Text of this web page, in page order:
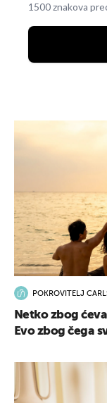
1500 znakova
POKROVITELJ
Netko zbog
Evo zbog čega